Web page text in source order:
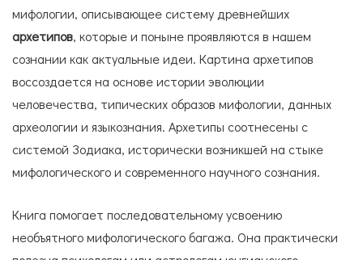
мифологии, описывающее систему древнейших
архетипов, которые и поныне проявляются в нашем
сознании как актуальные идеи. Картина архетипов
воссоздается на основе истории эволюции
человечества, типических образов мифологии, данных
археологии и языкознания. Архетипы соотнесены с
системой Зодиака, исторически возникшей на стыке
мифологического и современного научного сознания.
Книга помогает последовательному усвоению
необъятного мифологического багажа. Она практически